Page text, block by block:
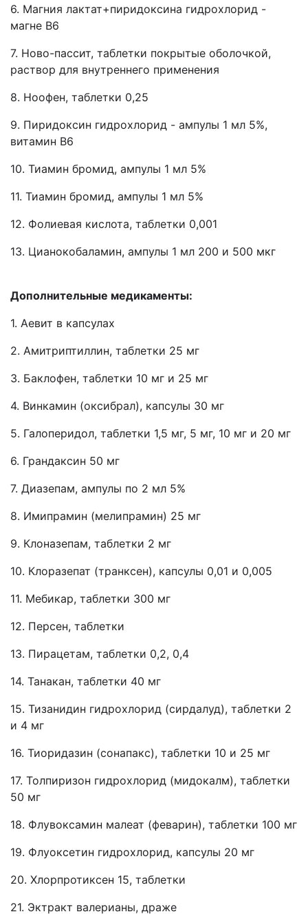
6. Магния лактат+пиридоксина гидрохлорид -
магне В6
7. Ново-пассит, таблетки покрытые оболочкой,
раствор для внутреннего применения
8. Ноофен, таблетки 0,25
9. Пиридоксин гидрохлорид - ампулы 1 мл 5%,
витамин В6
10. Тиамин бромид, ампулы 1 мл 5%
11. Тиамин бромид, ампулы 1 мл 5%
12. Фолиевая кислота, таблетки 0,001
13. Цианокобаламин, ампулы 1 мл 200 и 500 мкг
Дополнительные медикаменты:
1. Аевит в капсулах
2. Амитриптиллин, таблетки 25 мг
3. Баклофен, таблетки 10 мг и 25 мг
4. Винкамин (оксибрал), капсулы 30 мг
5. Галоперидол, таблетки 1,5 мг, 5 мг, 10 мг и 20 мг
6. Грандаксин 50 мг
7. Диазепам, ампулы по 2 мл 5%
8. Имипрамин (мелипрамин) 25 мг
9. Клоназепам, таблетки 2 мг
10. Клоразепат (транксен), капсулы 0,01 и 0,005
11. Мебикар, таблетки 300 мг
12. Персен, таблетки
13. Пирацетам, таблетки 0,2, 0,4
14. Танакан, таблетки 40 мг
15. Тизанидин гидрохлорид (сирдалуд), таблетки 2
и 4 мг
16. Тиоридазин (сонапакс), таблетки 10 и 25 мг
17. Толпиризон гидрохлорид (мидокалм), таблетки
50 мг
18. Флувоксамин малеат (феварин), таблетки 100 мг
19. Флуоксетин гидрохлорид, капсулы 20 мг
20. Хлорпротиксен 15, таблетки
21. Эктракт валерианы, драже